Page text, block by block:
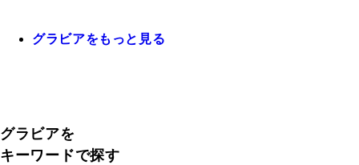
グラビアをもっと見る
グラビアを
キーワードで探す